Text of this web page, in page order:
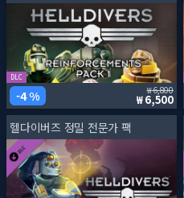
DLC
4 % 6,800
6,500
헬다이버즈 정밀 전문가 팩